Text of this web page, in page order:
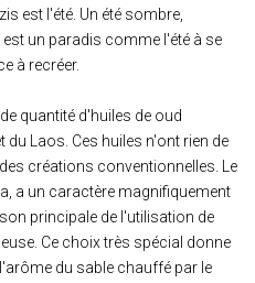
est l'été. Un été sombre,
un paradis comme l'été à se
à recréer.
quantité d'huiles de oud
du Laos. Ces huiles n'ont rien de
créations conventionnelles. Le
a un caractère magnifiquement
principale de l'utilisation de
Ce choix très spécial donne
du sable chauffé par le